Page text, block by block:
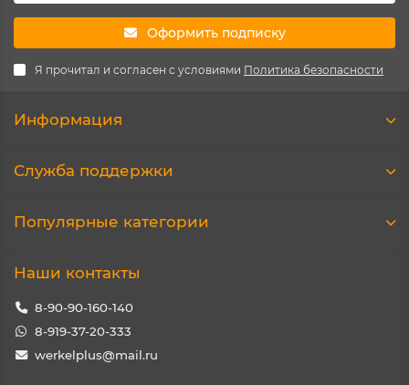
Оформить подписку
Я прочитал и согласен с условиями Политика безопасности
Информация
Служба поддержки
Популярные категории
Наши контакты
8-90-90-160-140
8-919-37-20-333
werkelplus@mail.ru